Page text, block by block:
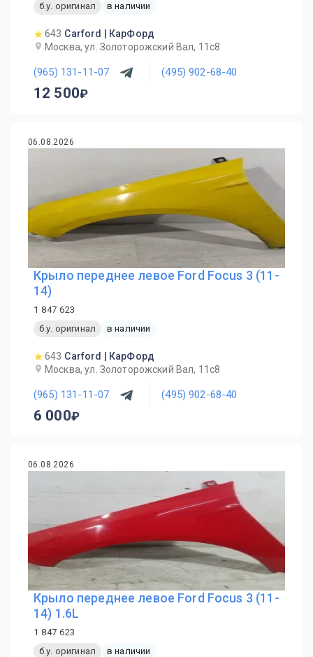
б.у. оригинал
в наличии
643 Carford | КарФорд
Москва, ул. Золоторожский Вал, 11с8
(965) 131-11-07 (495) 902-68-40
12 500
06.08.2026
Крыло переднее левое Ford Focus 3 (11-
14)
1 847 623
б.у. оригинал
в наличии
643 Carford | КарФорд
Москва, ул. Золоторожский Вал, 11с8
(965) 131-11-07 (495) 902-68-40
6 000
06.08.2026
Крыло переднее левое Ford Focus 3 (11-
14) 1.6L
1 847 623
б.у. оригинал
в наличии